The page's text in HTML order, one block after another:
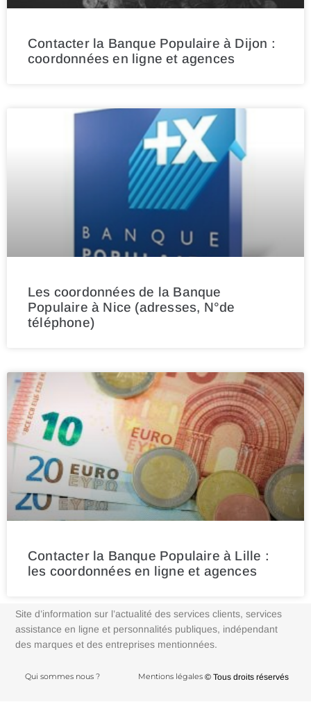
Contacter la Banque Populaire à Dijon :
coordonnées en ligne et agences
Les coordonnées de la Banque
Populaire à Nice (adresses, N°de
téléphone)
Contacter la Banque Populaire à Lille :
les coordonnées en ligne et agences
Site d’information sur l’actualité des services clients, services
assistance en ligne et personnalités publiques, indépendant
des marques et des entreprises mentionnées.
Qui sommes nous ? Mentions légales © Tous droits réservés